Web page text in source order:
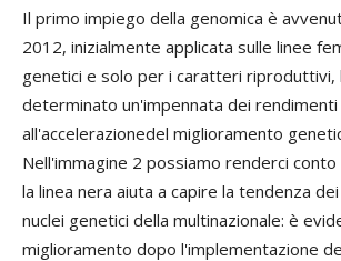
Il primo impiego della genomica è
2012, inizialmente applicata sulle linee
genetici e solo per i caratteri riproduttivi,
determinato un'impennata dei
all'accelerazionedel miglioramento
Nell'immagine 2 possiamo renderci
la linea nera aiuta a capire la tendenza
nuclei genetici della multinazionale: è
miglioramento dopo l'implementazione